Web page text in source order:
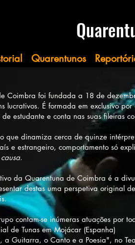
Quarentunos
Coimbra foi fundada a 18 de
lucrativos. É formada em exclusivo
de estudante e conta nas suas fileiras
que dinamiza cerca de quinze
e estrangeiro, comportamento só
causa.
da Quarentuna de Coimbra é a
destas uma perspetiva original
contam-se inúmeras atuações por
de Tunas em Mojácar (Espanha)
Guitarra, o Canto e a Poesia", no